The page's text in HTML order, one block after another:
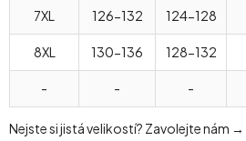
7XL 126-132 124-128
8XL 130-136 128-132
- - -
Nejste si jistá velikostí? Zavolejte nám →